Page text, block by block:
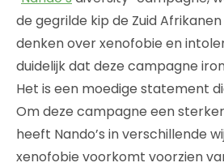
de gegrilde kip de Zuid
denken over xenofobie en
duidelijk dat deze campagne
Het is een moedige statement
Om deze campagne een
heeft Nando’s in verschillende
xenofobie voorkomt voorzien